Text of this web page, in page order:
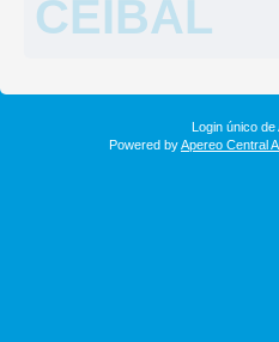
CEIBAL
Login único de
Powered byApereo Central